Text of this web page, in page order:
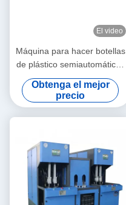
El video
Máquina para hacer botellas
de plástico semiautomáticas
pequeñas 500ml máquina
de soplar de mascotas 6
cavidades equipo de
soplado de botellas de alta
2l máquina de moldeo de
soplado
Obtenga el mejor
precio